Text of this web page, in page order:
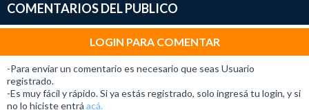
COMENTARIOS DEL PUBLICO
LOGIN PARA COMENTAR
-Para enviar un comentario es necesario que seas Usuario
registrado.
-Es muy fácil y rápido. Si ya estás registrado, solo ingresá tu login, y si
no lo hiciste entrá acá.